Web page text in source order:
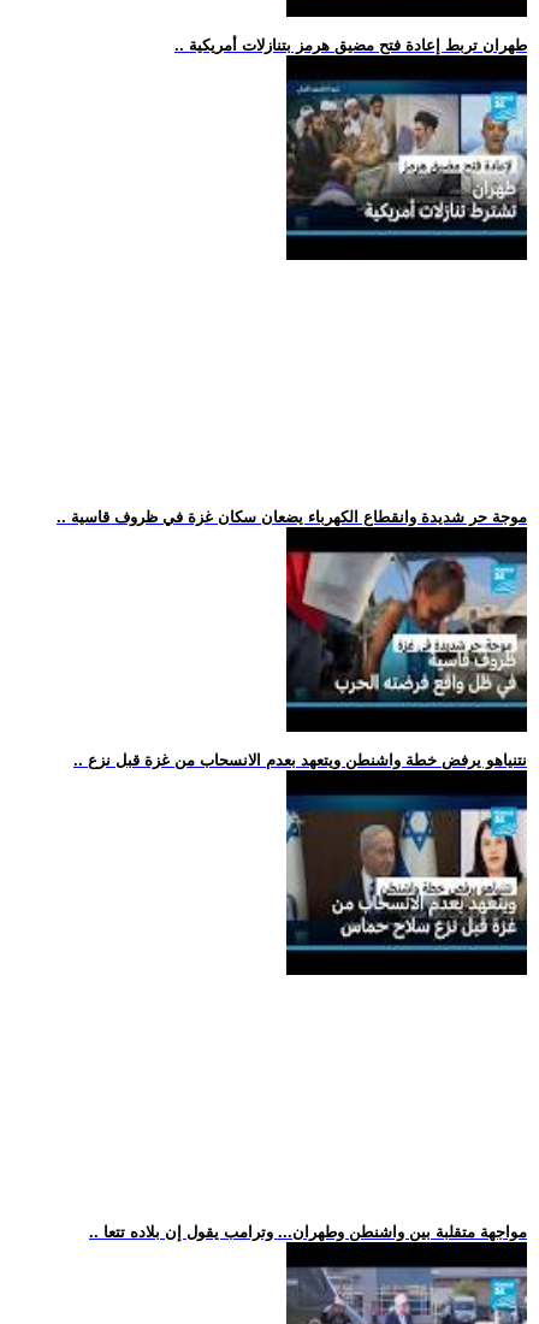
.. طهران تربط إعادة فتح مضيق هرمز بتنازلات أمريكية
.. موجة حر شديدة وانقطاع الكهرباء يضعان سكان غزة في ظروف قاسية
.. نتنياهو يرفض خطة واشنطن ويتعهد بعدم الانسحاب من غزة قبل نزع
.. مواجهة متقلبة بين واشنطن وطهران... وترامب يقول إن بلاده تتعا